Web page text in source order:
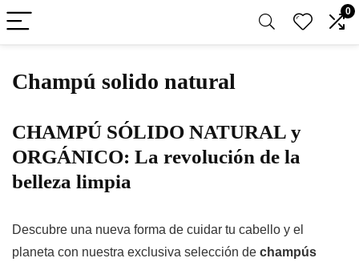
0
Champú solido natural
CHAMPÚ SÓLIDO NATURAL y
ORGÁNICO: La revolución de la
belleza limpia
Descubre una nueva forma de cuidar tu cabello y el
planeta con nuestra exclusiva selección de champús